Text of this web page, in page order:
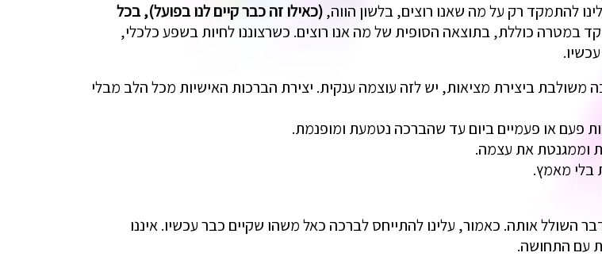
להתמקד רק על מה שאנו רוצים, בלשון הווה,(כאילו זה כבר קיים לנו בפועל), בכל
במטרה כוללת, בתוצאה הסופית של מה אנו רוצים. כשרצוננו לחיות בשפע כלכלי,
ביצירת מציאות, יש לזה עוצמה ענקית. יצירת הברכות האישיות מכל הלב מבלי
פעם או פעמיים ביום עד שהברכה נטמעת ומופנמת.
וממגנטת את עצמה.
בלי מאמץ.
השולל אותה. כאמור, עלינו להתייחס לברכה כאל משהו שקיים כבר עכשיו. איננו
עם התחושה.